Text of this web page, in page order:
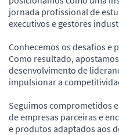
jornada profissional de
executivos e gestores
Conhecemos os desafios e
Como resultado,
desenvolvimento de
impulsionar a
Seguimos comprometidos
de empresas parceiras e
e produtos adaptados aos